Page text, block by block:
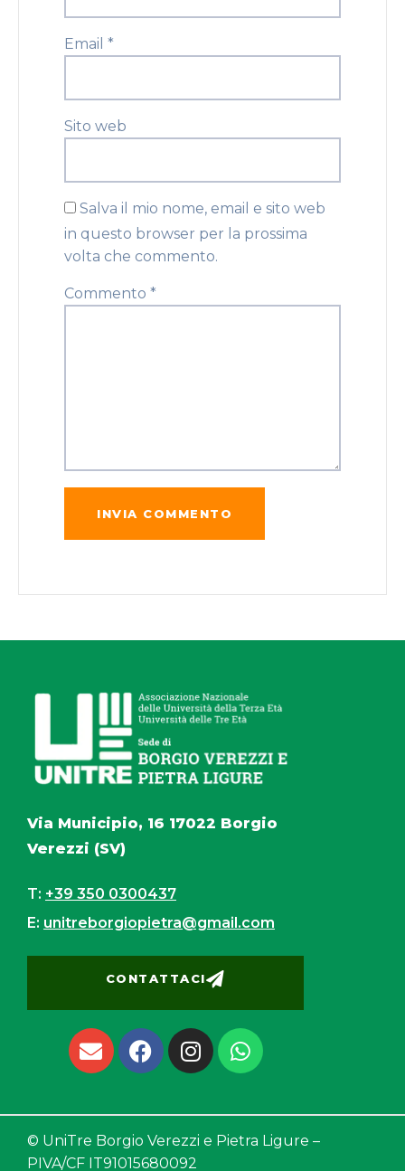
Email *
Sito web
Salva il mio nome, email e sito web
in questo browser per la prossima
volta che commento.
Commento *
Via Municipio, 16 17022 Borgio
Verezzi (SV)
T: +39 350 0300437
E: unitreborgiopietra@gmail.com
CONTATTACI
© UniTre Borgio Verezzi e Pietra Ligure –
PIVA/CF IT91015680092